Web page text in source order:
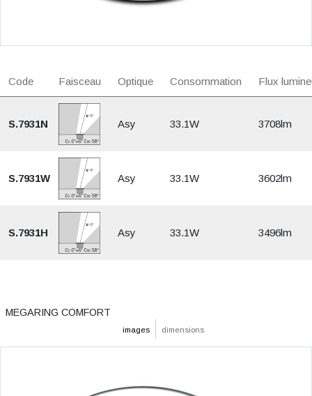
Code Faisceau Optique Consommation Flux
S.7931N Asy 33.1W 3708lm
S.7931W Asy 33.1W 3602lm
S.7931H Asy 33.1W 3496lm
images dimensions
MEGARING COMFORT